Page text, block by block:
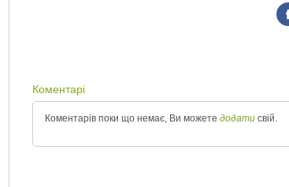
Коментарі
Коментарів поки що немає, Ви можете додати свій.